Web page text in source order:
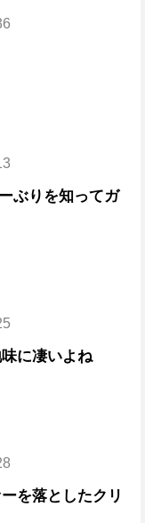
ぶりを知ってガ
に凄いよね
を落としたクリ